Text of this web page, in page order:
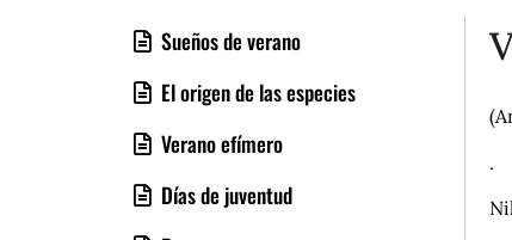
Sueños de verano
El origen de las especies
Verano efímero
Días de juventud
.